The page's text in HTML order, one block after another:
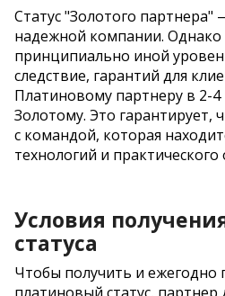
Статус "Золотого
надежной компании.
принципиально иной
следствие, гарантий для
Платиновому партнеру в 2-
Золотому. Это гарантирует,
с командой, которая
технологий и практического
Условия
статуса
Чтобы получить и ежегодно